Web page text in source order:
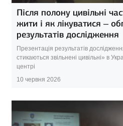
Після полону цивільні
жити і як лікуватися –
результатів дослідження
Презентація результатів
стикаються звільнені цивільні» в
центрі
10 червня 2026